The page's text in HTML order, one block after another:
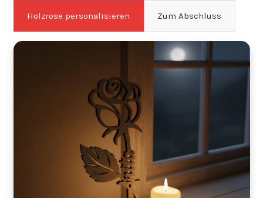
Holzrose personalisieren Zum Abschluss